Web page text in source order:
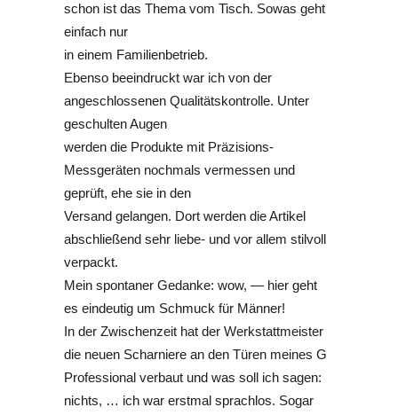
schon ist das Thema vom Tisch. Sowas geht
einfach nur
in einem Familienbetrieb.
Ebenso beeindruckt war ich von der
angeschlossenen Qualitätskontrolle. Unter
geschulten Augen
werden die Produkte mit Präzisions-
Messgeräten nochmals vermessen und
geprüft, ehe sie in den
Versand gelangen. Dort werden die Artikel
abschließend sehr liebe- und vor allem stilvoll
verpackt.
Mein spontaner Gedanke: wow, — hier geht
es eindeutig um Schmuck für Männer!
In der Zwischenzeit hat der Werkstattmeister
die neuen Scharniere an den Türen meines G
Professional verbaut und was soll ich sagen:
nichts, … ich war erstmal sprachlos. Sogar